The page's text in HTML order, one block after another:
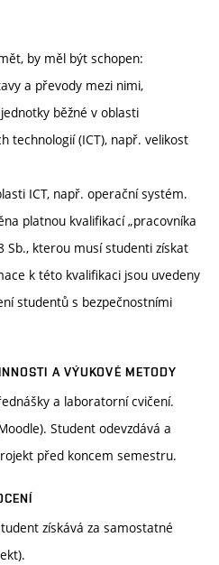
by měl být schopen:
a převody mezi nimi,
běžné v oblasti
technologií (ICT), např. velikost
ICT, např. operační systém.
platnou kvalifikací „pracovníka
Sb., kterou musí studenti získat
k této kvalifikaci jsou uvedeny
studentů s bezpečnostními
A VÝUKOVÉ METODY
a laboratorní cvičení.
Student odevzdává a
před koncem semestru.
získává za samostatné